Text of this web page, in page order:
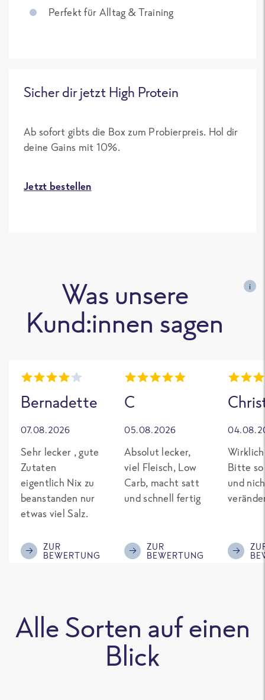
Perfekt für Alltag & Training
Sicher dir jetzt High Protein
Ab sofort gibts die Box zum Probierpreis. Hol dir
deine Gains mit 10%.
Jetzt bestellen
Was unsere
Kund:innen sagen
i
Bernadette
07.08.2026
Sehr lecker , gute
Zutaten
eigentlich Nix zu
beanstanden nur
etwas viel Salz.
ZUR
BEWERTUNG
C
05.08.2026
Absolut lecker,
viel Fleisch, Low
Carb, macht satt
und schnell fertig
ZUR
BEWERTUNG
Bitte so
und
Alle Sorten auf einen
Blick